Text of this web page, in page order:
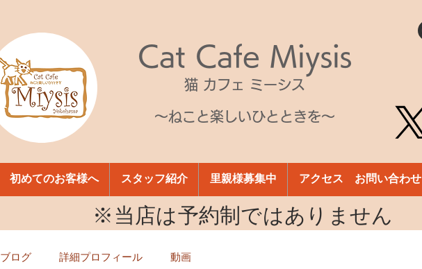
Cat Cafe Miysis
猫 カフェ ミーシス
～ねこと楽しいひとときを～
初めてのお客様へ スタッフ紹介 里親様募集中 アクセス お問い合わせ
​※当店は予約制ではありません
ブログ 詳細プロフィール 動画